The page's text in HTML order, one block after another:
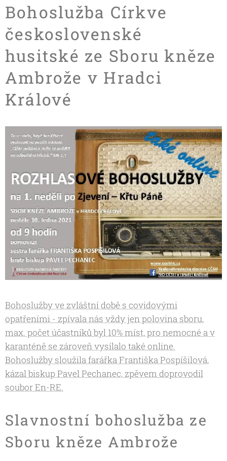
Bohoslužba Církve
československé
husitské ze Sboru kněze
Ambrože v Hradci
Králové
Bohoslužby ve zvláštní době s covidovými
opatřeními - zpívala nás vždy jen polovina sboru,
max. počet účastníků byl 10% míst, pro nemocné a v
karanténě se zároveň vysílalo také online.
Bohoslužby sloužila farářka Františka Pospíšilová,
kázal biskup Pavel Pechanec, zpěvem doprovodil
soubor En-RE.
Slavnostní bohoslužba ze
Sboru kněze Ambrože